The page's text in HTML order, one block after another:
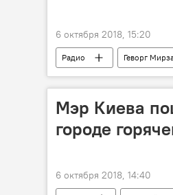
6 октября 2018, 15:20
Радио Геворг
Мэр Киева
городе
6 октября 2018, 14:40